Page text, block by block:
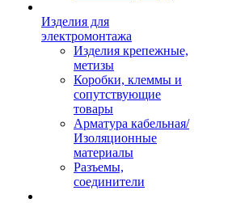
Изделия для
электромонтажа
Изделия крепежные,
метизы
Коробки, клеммы и
сопутствующие
товары
Арматура кабельная/
Изоляционные
материалы
Разъемы,
соединители